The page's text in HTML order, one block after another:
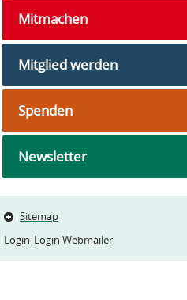
Mitmachen
Mitglied werden
Spenden
Newsletter
Sitemap
Login Login Webmailer